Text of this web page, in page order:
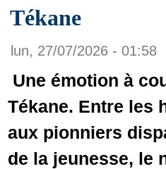
Tékane
lun, 27/07/2026 - 01:58
Une émotion à
Tékane. Entre les
aux pionniers
de la jeunesse, le